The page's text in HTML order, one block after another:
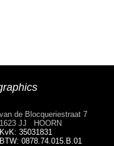
van de Blocqueriestraat 7
1623 JJ HOORN
KvK: 35031831
BTW: 0878.74.015.B.01